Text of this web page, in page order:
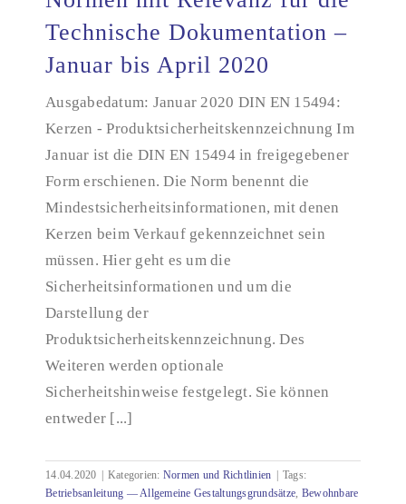
Normen mit Relevanz für die Technische
Technische Dokumentation –
Januar bis April 2020
Ausgabedatum: Januar 2020 DIN EN 15494:
Kerzen - Produktsicherheitskennzeichnung Im
Januar ist die DIN EN 15494 in freigegebener
Form erschienen. Die Norm benennt die
Mindestsicherheitsinformationen, mit denen
Kerzen beim Verkauf gekennzeichnet sein
müssen. Hier geht es um die
Sicherheitsinformationen und um die
Darstellung der
Produktsicherheitskennzeichnung. Des
Weiteren werden optionale
Sicherheitshinweise festgelegt. Sie können
entweder [...]
14.04.2020 Kategorien: Normen und Richtlinien
Tags:
Betriebsanleitung — Allgemeine Gestaltungsgrundsätze, Bewohnbare